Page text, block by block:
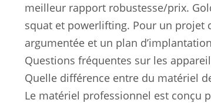
meilleur rapport robustesse/prix.
squat et powerlifting. Pour un projet
argumentée et un plan
Questions fréquentes sur les
Quelle différence entre du matériel
Le matériel professionnel est conçu